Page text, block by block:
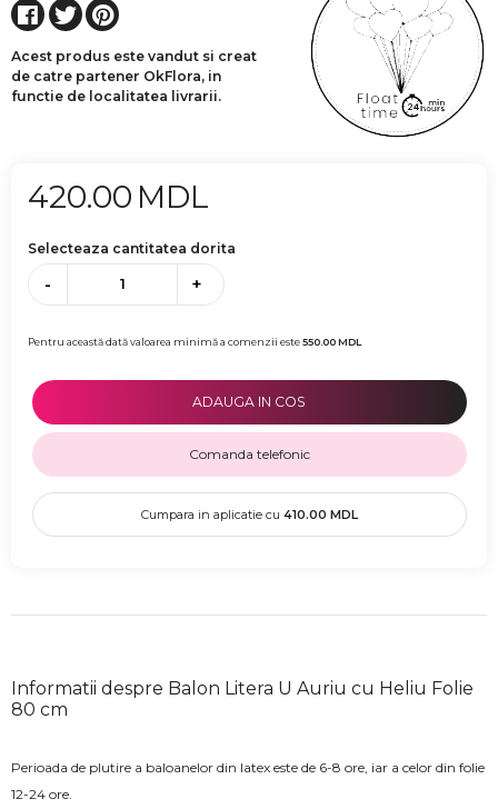
Acest produs este vandut si creat
de catre partener OkFlora, in
functie de localitatea livrarii.
420.00 MDL
Selecteaza cantitatea dorita
- +
Pentru această dată valoarea minimă a comenzii este550.00MDL
ADAUGA IN COS
Comanda telefonic
Cumpara in aplicatie cu 410.00 MDL
Informatii despre Balon Litera U Auriu cu Heliu Folie
80 cm
Perioada de plutire a baloanelor din latex este de 6-8 ore, iar a celor din folie
12-24 ore.